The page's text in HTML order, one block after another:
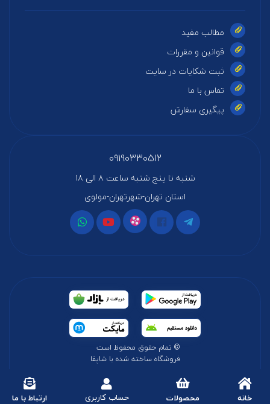
خانه محصولات حساب کاربری ارتباط با ما
مطالب مفید
قوانین و مقررات
ثبت شکایات در سایت
تماس با ما
پیگیری سفارش
09190330512
شنبه تا پنج شنبه ساعت ۸ الی ۱۸
استان تهران-شهرتهران-مولوی
© تمام حقوق محفوظ است
فروشگاه ساخته شده با شاپفا